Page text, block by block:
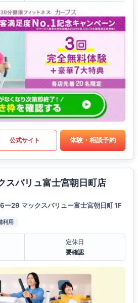
公式サイト 体験・相談予約
スバリュ富士宮朝日町店
ー29 マックスバリュー富士宮朝日町 1F
利用
定休日
要確認